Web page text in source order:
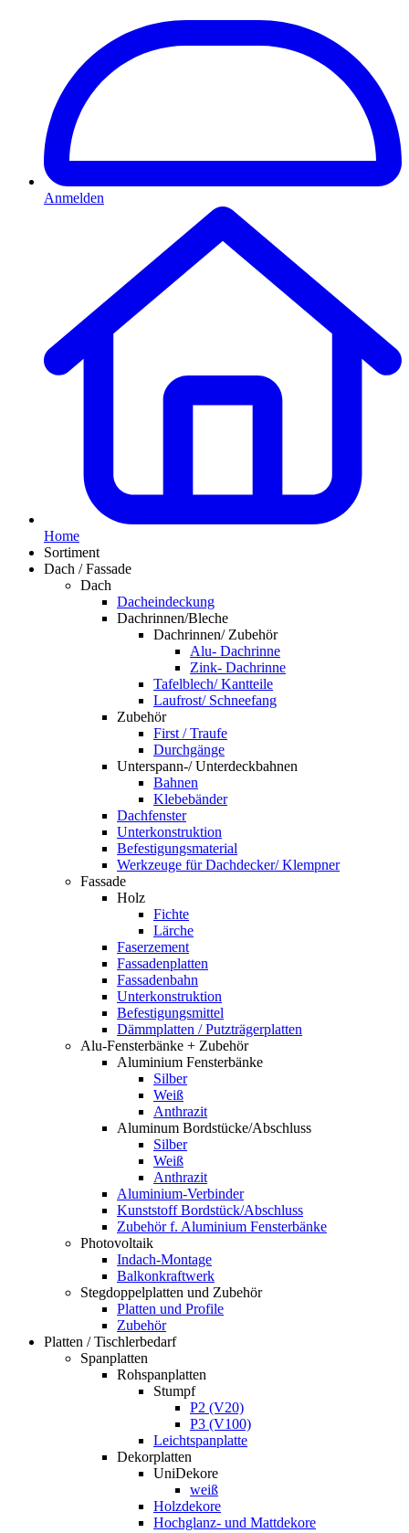
Anmelden
Home
Sortiment
Dach / Fassade
Dach
Dacheindeckung
Dachrinnen/Bleche
Dachrinnen/ Zubehör
Alu- Dachrinne
Zink- Dachrinne
Tafelblech/ Kantteile
Laufrost/ Schneefang
Zubehör
First / Traufe
Durchgänge
Unterspann-/ Unterdeckbahnen
Bahnen
Klebebänder
Dachfenster
Unterkonstruktion
Befestigungsmaterial
Werkzeuge für Dachdecker/ Klempner
Fassade
Holz
Fichte
Lärche
Faserzement
Fassadenplatten
Fassadenbahn
Unterkonstruktion
Befestigungsmittel
Dämmplatten / Putzträgerplatten
Alu-Fensterbänke + Zubehör
Aluminium Fensterbänke
Silber
Weiß
Anthrazit
Aluminum Bordstücke/Abschluss
Silber
Weiß
Anthrazit
Aluminium-Verbinder
Kunststoff Bordstück/Abschluss
Zubehör f. Aluminium Fensterbänke
Photovoltaik
Indach-Montage
Balkonkraftwerk
Stegdoppelplatten und Zubehör
Platten und Profile
Zubehör
Platten / Tischlerbedarf
Spanplatten
Rohspanplatten
Stumpf
P2 (V20)
P3 (V100)
Leichtspanplatte
Dekorplatten
UniDekore
weiß
Holzdekore
Hochglanz- und Mattdekore